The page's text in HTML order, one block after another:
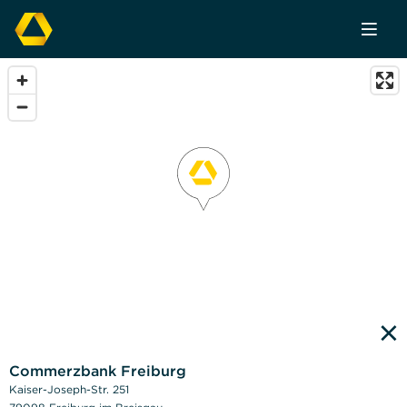
×
Commerzbank Freiburg
Kaiser-Joseph-Str. 251